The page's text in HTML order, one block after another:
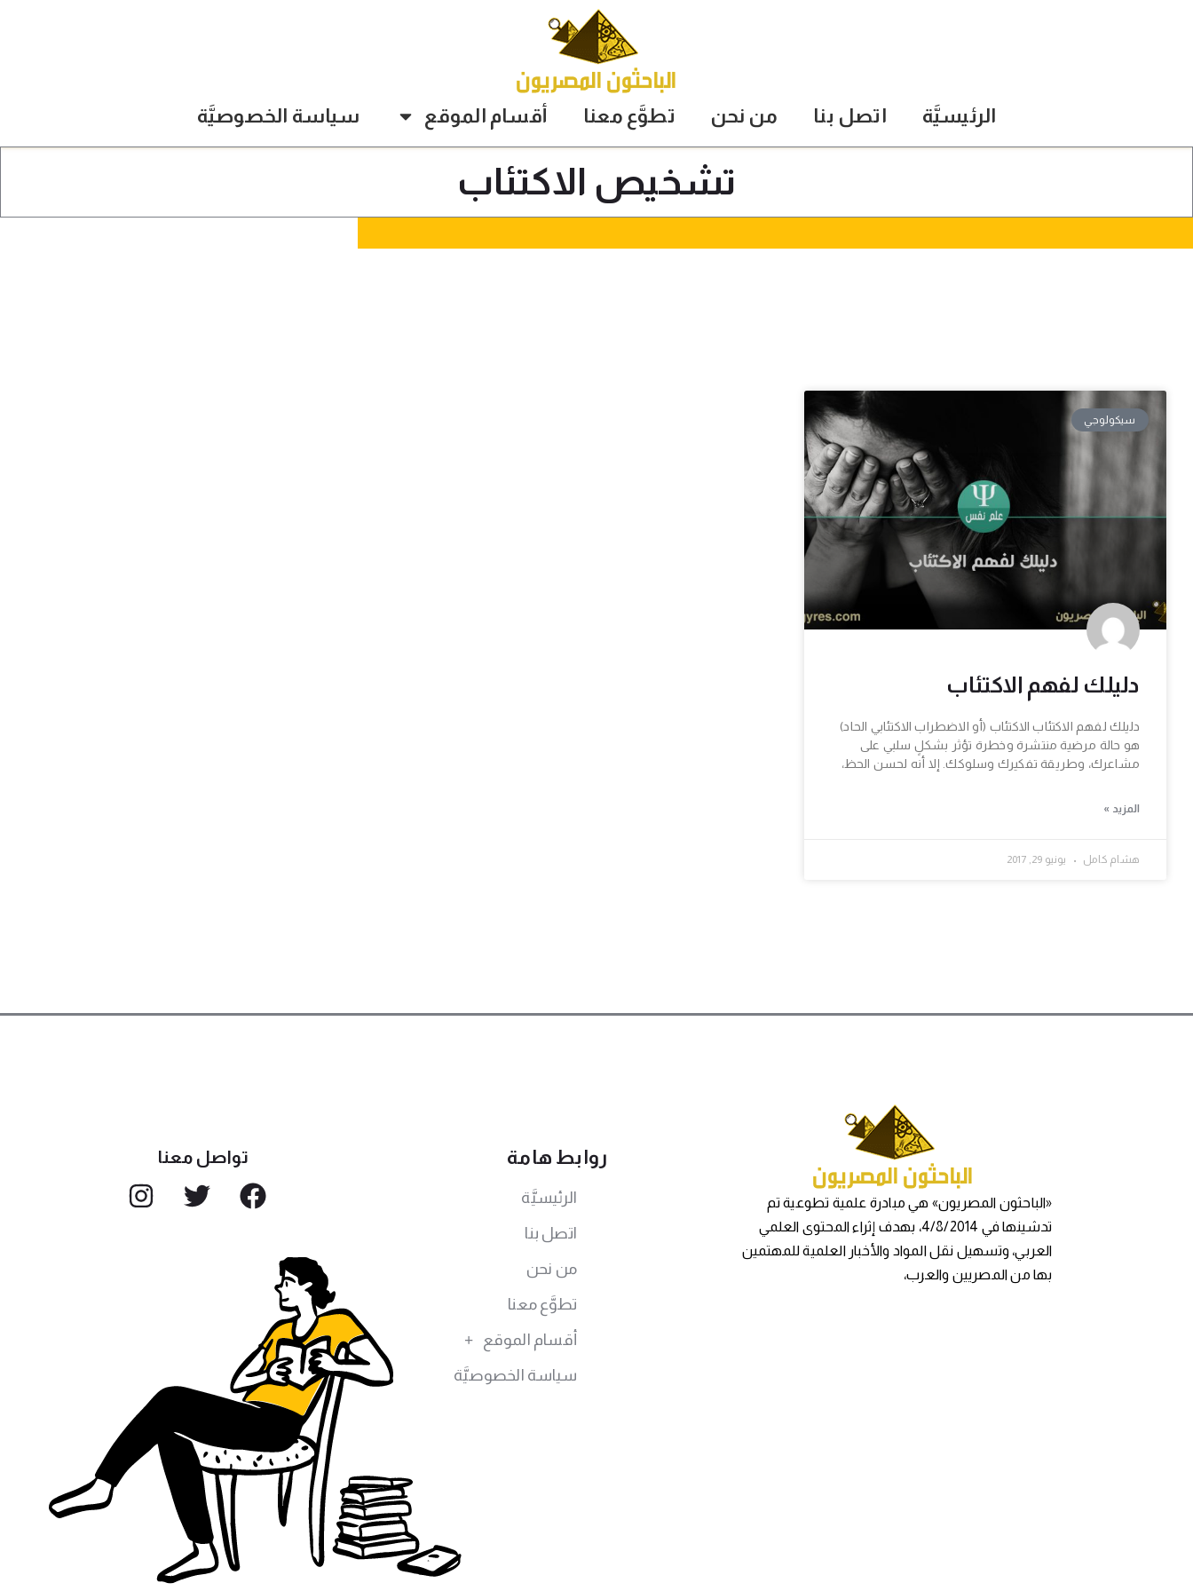
الرئيسيَّة اتصل بنا من نحن تطوَّع معنا أقسام الموقع سياسة الخصوصيَّة
تشخيص الاكتئاب
سيكولوجي
دليلك لفهم الاكتئاب
دليلك لفهم الاكتئاب الاكتئاب (أو الاضطراب الاكتئابي الحاد)
هو حالة مرضية منتشرة وخطرة تؤثر بشكلٍ سلبي على
مشاعرك، وطريقة تفكيرك وسلوكك. إلا أنه لحسن الحظ،
المزيد »
هشام كامل يونيو 29, 2017
«الباحثون المصريون» هي مبادرة علمية تطوعية تم
تدشينها في 4/8/2014، بهدف إثراء المحتوى العلمي
العربي، وتسهيل نقل المواد والأخبار العلمية للمهتمين
بها من المصريين والعرب،
روابط هامة
الرئيسيَّة
اتصل بنا
من نحن
تطوَّع معنا
أقسام الموقع
سياسة الخصوصيَّة
تواصل معنا